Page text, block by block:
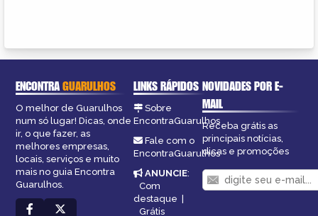
ENCONTRAGUARULHOS
O melhor de Guarulhos
num só lugar! Dicas, onde
ir, o que fazer, as
melhores empresas,
locais, serviços e muito
mais no guia Encontra
Guarulhos.
LINKS RÁPIDOS
Sobre
EncontraGuarulhos
Fale com o
EncontraGuarulhos
ANUNCIE:
Com
destaque |
Grátis
NOVIDADES POR E-
MAIL
Receba grátis as
principais notícias,
dicas e promoções